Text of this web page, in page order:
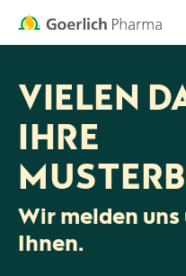
VIELEN
IHRE
Wir melden
Ihnen.